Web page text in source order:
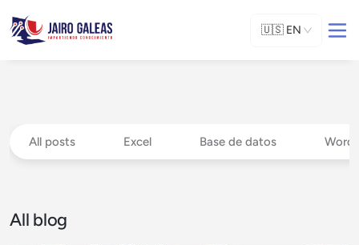
🇺🇸 EN
All posts Excel Base de datos
All blog